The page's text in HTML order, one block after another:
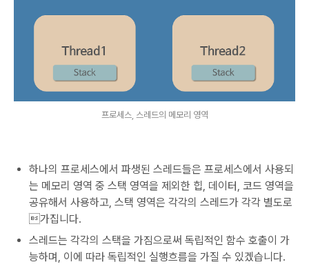
프로세스, 스레드의 메모리 영역
하나의 프로세스에서 파생된 스레드들은 프로세스에서 사용되
는 메모리 영역 중 스택 영역을 제외한 힙, 데이터, 코드 영역을
공유해서 사용하고, 스택 영역은 각각의 스레드가 각각 별도로
가집니다.
스레드는 각각의 스택을 가짐으로써 독립적인 함수 호출이 가
능하며, 이에 따라 독립적인 실행흐름을 가질 수 있겠습니다.